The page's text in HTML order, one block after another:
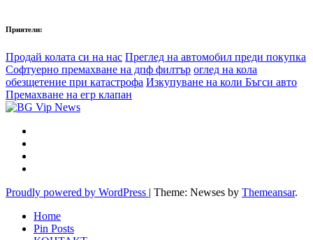
Приятели:
Продай колата си на нас Преглед на автомобил преди покупка
Софтуерно премахване на дпф филтър оглед на кола
обезщетение при катастрофа Изкупуване на коли Бъгси авто
Премахване на егр клапан
Proudly powered by WordPress | Theme: Newses by Themeansar.
Home
Pin Posts